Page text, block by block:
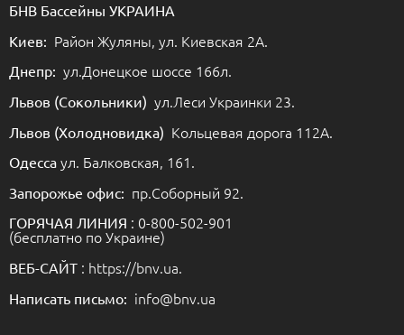
БНВ Бассейны УКРАИНА
Киев: Район Жуляны, ул. Киевская 2А.
Днепр: ул.Донецкое шоссе 166л.
Львов (Сокольники) ул.Леси Украинки 23.
Львов (Холодновидка) Кольцевая дорога 112А.
Одесса ул. Балковская, 161.
Запорожье офис: пр.Соборный 92.
ГОРЯЧАЯ ЛИНИЯ : 0-800-502-901
(бесплатно по Украине)
ВЕБ-САЙТ : https://bnv.ua.
Написать письмо: info@bnv.ua